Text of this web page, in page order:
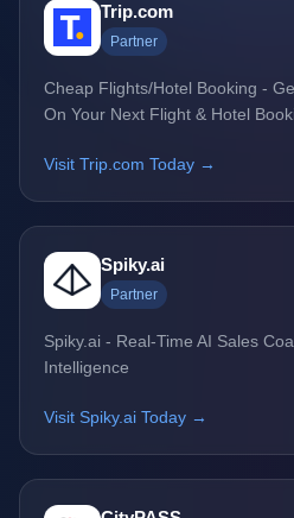
Trip.com
Partner
Cheap Flights/Hotel Booking -
On Your Next Flight & Hotel
Visit Trip.com Today →
Spiky.ai
Partner
Spiky.ai - Real-Time AI Sales
Intelligence
Visit Spiky.ai Today →